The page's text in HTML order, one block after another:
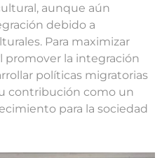
aunque aún
debido a
Para maximizar
promover la integración
políticas migratorias
contribución como un
para la sociedad